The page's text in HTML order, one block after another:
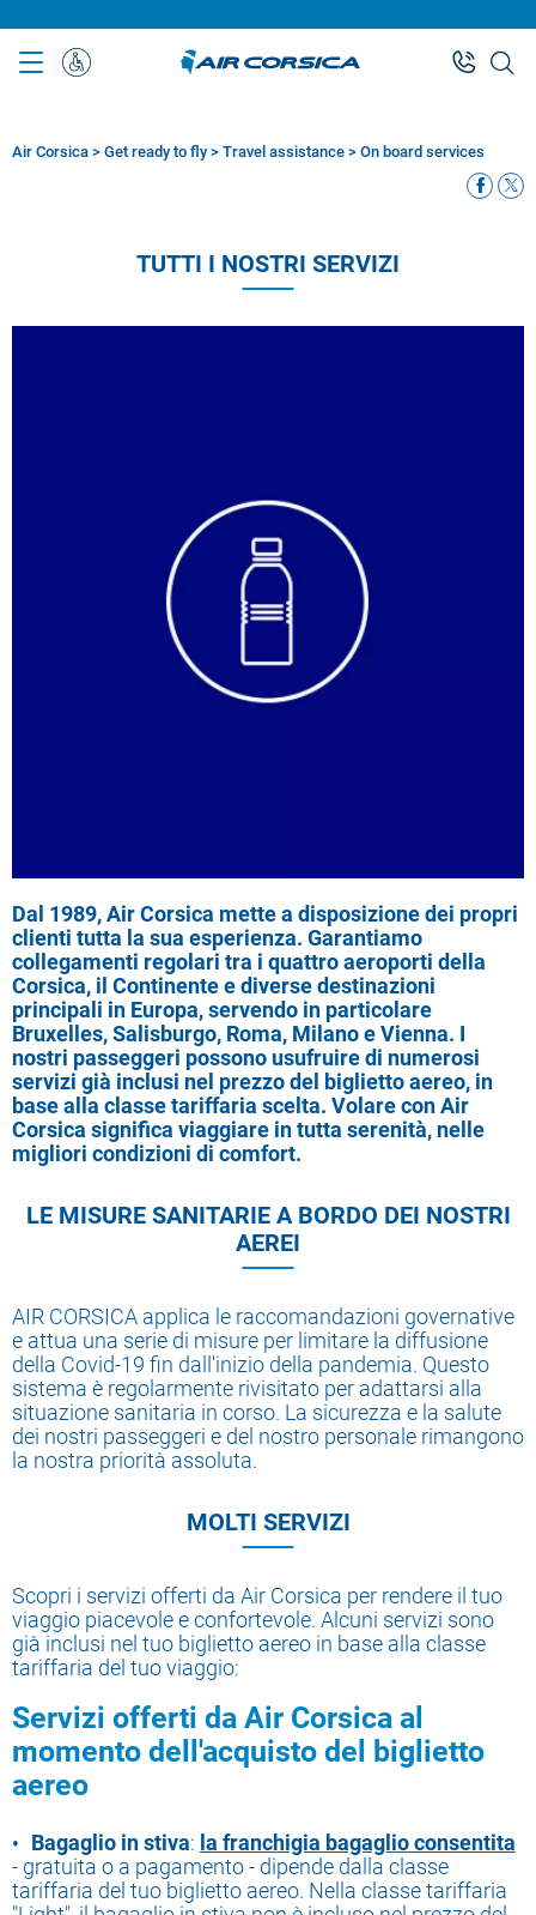
to
main
contentAssistenza
Breadcrumb
Air Corsica > Get ready to fly > Travel assistance > On board services
TUTTI I NOSTRI SERVIZI
Dal 1989, Air Corsica mette a disposizione dei propri
clienti tutta la sua esperienza. Garantiamo
collegamenti regolari tra i quattro aeroporti della
Corsica, il Continente e diverse destinazioni
principali in Europa, servendo in particolare
Bruxelles, Salisburgo, Roma, Milano e Vienna. I
nostri passeggeri possono usufruire di numerosi
servizi già inclusi nel prezzo del biglietto aereo, in
base alla classe tariffaria scelta. Volare con Air
Corsica significa viaggiare in tutta serenità, nelle
migliori condizioni di comfort.
LE MISURE SANITARIE A BORDO DEI NOSTRI
AEREI
AIR CORSICA applica le raccomandazioni governative
e attua una serie di misure per limitare la diffusione
della Covid-19 fin dall'inizio della pandemia. Questo
sistema è regolarmente rivisitato per adattarsi alla
situazione sanitaria in corso. La sicurezza e la salute
dei nostri passeggeri e del nostro personale rimangono
la nostra priorità assoluta.
MOLTI SERVIZI
Scopri i servizi offerti da Air Corsica per rendere il tuo
viaggio piacevole e confortevole. Alcuni servizi sono
già inclusi nel tuo biglietto aereo in base alla classe
tariffaria del tuo viaggio:
Servizi offerti da Air Corsica al
momento dell'acquisto del biglietto
aereo
Bagaglio in stiva: la franchigia bagaglio consentita
- gratuita o a pagamento - dipende dalla classe
tariffaria del tuo biglietto aereo. Nella classe tariffaria